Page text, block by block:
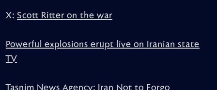
X: Scott Ritter on the war
Powerful explosions erupt live on Iranian state
TV
Tasnim News Agency: Iran Not to Forgo